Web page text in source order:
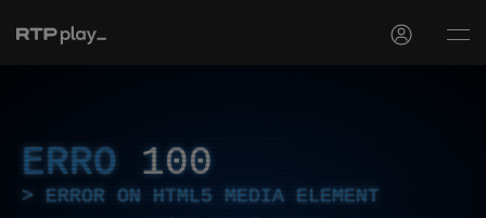
ERRO 100
ERROR ON HTML5 MEDIA ELEMENT